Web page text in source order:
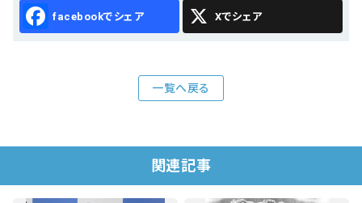
Facebook X
一覧へ戻る
関連記事